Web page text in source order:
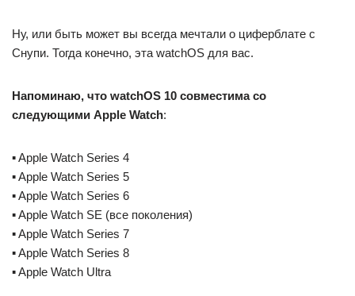
Ну, или быть может вы всегда мечтали о циферблате с
Снупи. Тогда конечно, эта watchOS для вас.
Напоминаю, что watchOS 10 совместима со
следующими Apple Watch:
▪️ Apple Watch Series 4
▪️ Apple Watch Series 5
▪️ Apple Watch Series 6
▪️ Apple Watch SE (все поколения)
▪️ Apple Watch Series 7
▪️ Apple Watch Series 8
▪️ Apple Watch Ultra